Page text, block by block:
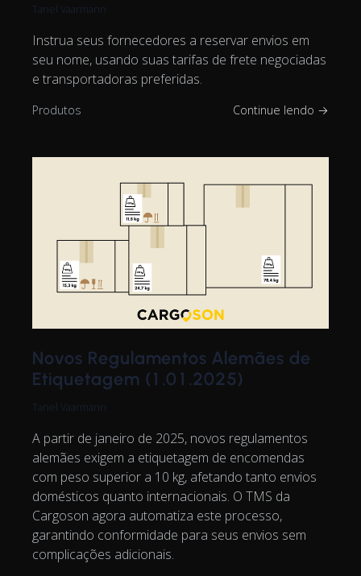
Tanel Vaarmann
Instrua seus fornecedores a reservar envios em
seu nome, usando suas tarifas de frete negociadas
e transportadoras preferidas.
Produtos Continue lendo →
Novos Regulamentos Alemães de
Etiquetagem (1.01.2025)
Tanel Vaarmann
A partir de janeiro de 2025, novos regulamentos
alemães exigem a etiquetagem de encomendas
com peso superior a 10 kg, afetando tanto envios
domésticos quanto internacionais. O TMS da
Cargoson agora automatiza este processo,
garantindo conformidade para seus envios sem
complicações adicionais.